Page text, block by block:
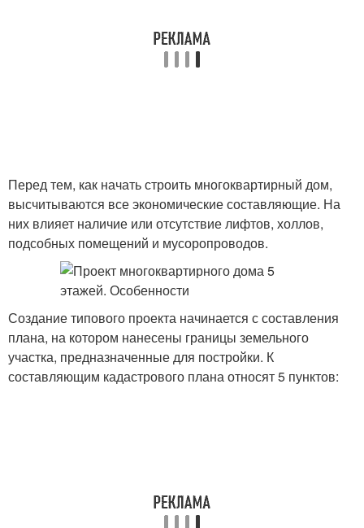
Перед тем, как начать строить многоквартирный дом,
высчитываются все экономические составляющие. На
них влияет наличие или отсутствие лифтов, холлов,
подсобных помещений и мусоропроводов.
Создание типового проекта начинается с составления
плана, на котором нанесены границы земельного
участка, предназначенные для постройки. К
составляющим кадастрового плана относят 5 пунктов: